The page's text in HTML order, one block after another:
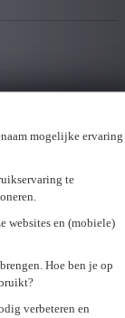
mogelijke ervaring
te
websites en (mobiele)
Hoe ben je op
verbeteren en